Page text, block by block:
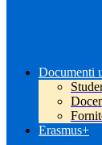
Documenti
Erasmus+